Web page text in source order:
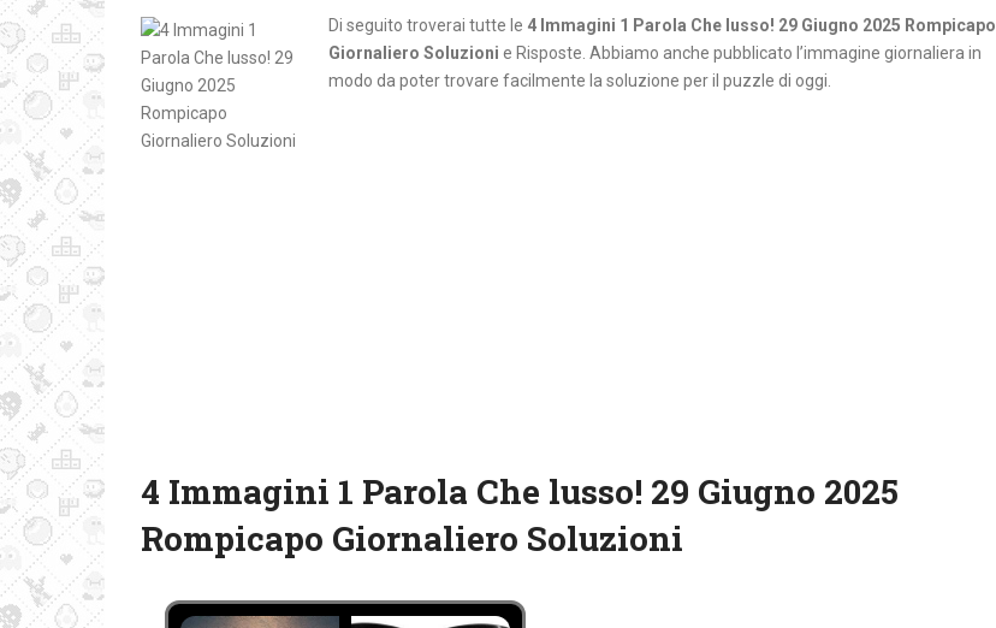
Di seguito troverai tutte le 4 Immagini 1 Parola Che lusso! 29 Giugno 2025 Rompicapo
Giornaliero Soluzioni e Risposte. Abbiamo anche pubblicato l’immagine giornaliera in
modo da poter trovare facilmente la soluzione per il puzzle di oggi.
4 Immagini 1 Parola Che lusso! 29 Giugno 2025
Rompicapo Giornaliero Soluzioni